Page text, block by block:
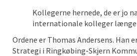
Kollegerne hernede, de er jo
internationale kolleger
Ordene er Thomas Andersens. Han
Strategi i Ringkøbing-Skjern